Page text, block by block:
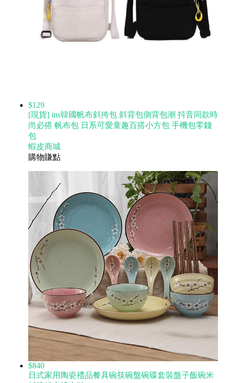
$129
[現貨] ins韓國帆布斜挎包 斜背包側背包潮 抖音同款時
尚必搭 帆布包 日系可愛童趣百搭小方包 手機包零錢
包
蝦皮商城
購物賺點
$840
日式家用陶瓷禮品餐具碗筷碗盤碗碟套裝盤子飯碗米